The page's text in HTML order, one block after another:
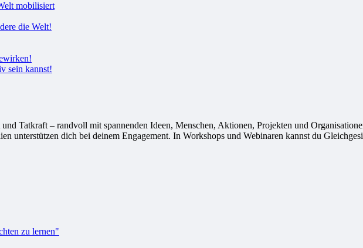
mobilisiert
sein kannst!
Tatkraft – randvoll mit spannenden Ideen, Menschen, Aktionen, Projekten und
unterstützen dich bei deinem Engagement. In Workshops und Webinaren kannst du